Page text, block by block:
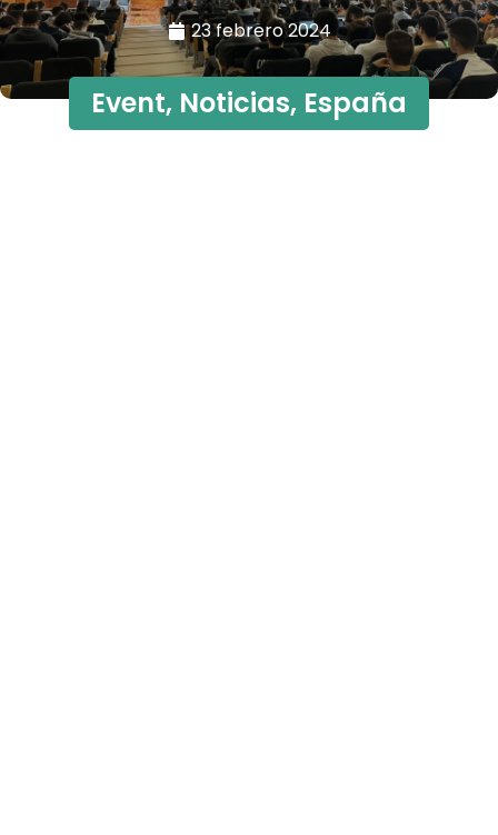
23 febrero 2024
Event, Noticias, España